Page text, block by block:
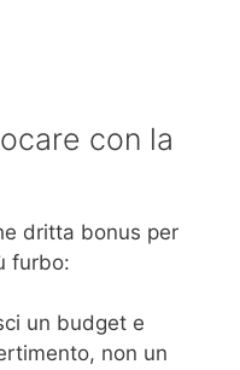
con la
dritta bonus per
furbo:
un budget e
non un